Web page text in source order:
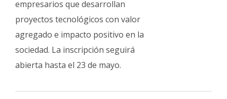
empresarios que desarrollan
proyectos tecnológicos con valor
agregado e impacto positivo en la
sociedad. La inscripción seguirá
abierta hasta el 23 de mayo.